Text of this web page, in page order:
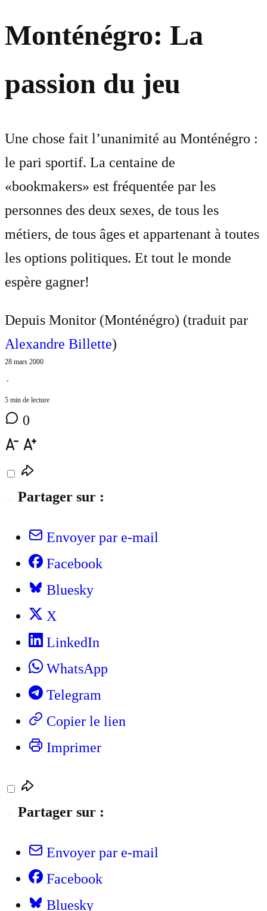
Monténégro: La
passion du jeu
Une chose fait l’unanimité au Monténégro :
le pari sportif. La centaine de
«bookmakers» est fréquentée par les
personnes des deux sexes, de tous les
métiers, de tous âges et appartenant à toutes
les options politiques. Et tout le monde
espère gagner!
Depuis Monitor (Monténégro) (traduit par
Alexandre Billette)
28 mars 2000
⋅
5 min de lecture
0
Partager sur :
Envoyer par e-mail
Facebook
Bluesky
X
LinkedIn
WhatsApp
Telegram
Copier le lien
Imprimer
Partager sur :
Envoyer par e-mail
Facebook
Bluesky